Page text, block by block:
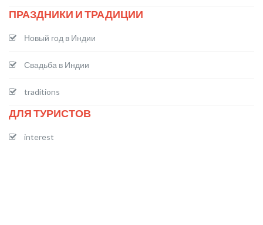
ПРАЗДНИКИ И ТРАДИЦИИ
Новый год в Индии
Свадьба в Индии
traditions
ДЛЯ ТУРИСТОВ
interest